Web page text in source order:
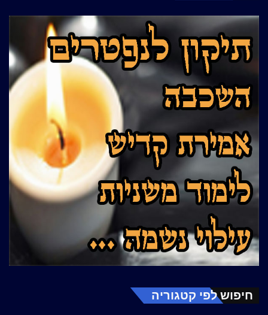
חיפוש לפי קטגוריה